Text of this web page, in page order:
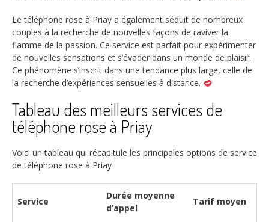
Le téléphone rose à Priay a également séduit de nombreux
couples à la recherche de nouvelles façons de raviver la
flamme de la passion. Ce service est parfait pour expérimenter
de nouvelles sensations et s’évader dans un monde de plaisir.
Ce phénomène s’inscrit dans une tendance plus large, celle de
la recherche d’expériences sensuelles à distance.
Tableau des meilleurs services de
téléphone rose à Priay
Voici un tableau qui récapitule les principales options de service
de téléphone rose à Priay :
Service
Durée moyenne
d’appel
Tarif moyen